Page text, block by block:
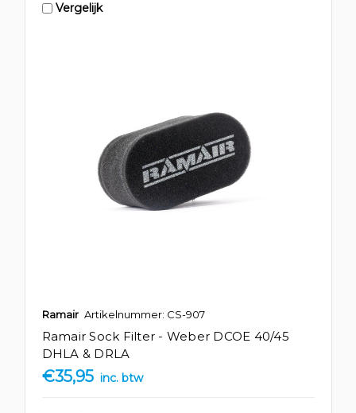
Vergelijk
Ramair Artikelnummer: CS-907
Ramair Sock Filter - Weber DCOE 40/45
DHLA & DRLA
€35,95 inc. btw